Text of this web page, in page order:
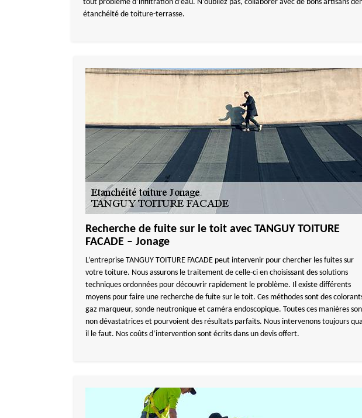
tout problème d’infiltration d’eau. N’oubliez pas, collaborer avec de bons artisans
étanchéité de toiture-terrasse.
Recherche de fuite sur le toit avec TANGUY TOITURE
FACADE – Jonage
L’entreprise TANGUY TOITURE FACADE peut intervenir pour chercher les fuites sur
votre toiture. Nous assurons le traitement de celle-ci en choisissant des solutions
techniques ordonnées pour découvrir rapidement le problème. Il existe différents
moyens pour faire une recherche de fuite sur le toit. Ces méthodes sont des
gaz marqueur, sonde neutronique et caméra endoscopique. Toutes ces manières
non dévastatrices et pourvoient des résultats parfaits. Nous intervenons toujours
il le faut. Nos coûts d’intervention sont écrits dans un devis offert.